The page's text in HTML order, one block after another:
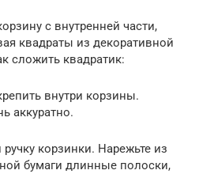
с внутренней части,
квадраты из декоративной
сложить квадратик:
внутри корзины.
аккуратно.
корзинки. Нарежьте из
бумаги длинные полоски,